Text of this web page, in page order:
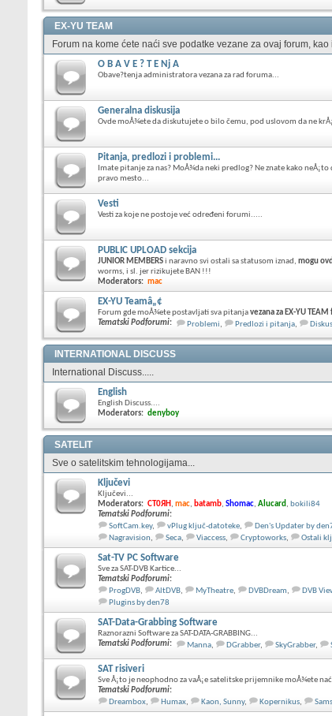
EX-YU TEAM
Forum na kome ćete naći sve podatke vezane za ovaj forum,
O B A V E ? T E Nj A
Obave?tenja administratora vezana za rad foruma...
Generalna diskusija
Ovde moÅ¾ete da diskutujete o bilo čemu, pod uslovom da ne
Pitanja, predlozi i problemi...
Imate pitanje za nas? MoÅ¾da neki predlog? Ne znate kako
pravo mesto...
Vesti
Vesti za koje ne postoje već određeni forumi.....
PUBLIC UPLOAD sekcija
JUNIOR MEMBERSi naravno svi ostali sa statusom iznad, mogu
worms, i sl. jer rizikujete BAN !!!
Moderators: mac
EX-YU Teamâ„¢
Forum gde moÅ¾ete postavljati sva pitanjavezana za EX-YU
Tematski Podforumi: Problemi, Predlozi i pitanja,
INTERNATIONAL DISCUSS
International Discuss.....
English
English Discuss....
Moderators: denyboy
SATELIT
Sve o satelitskim tehnologijama...
Ključevi
Ključevi...
Moderators: CT0ЯH , mac, batamb, Shomac, Alucard , bokili84
Tematski Podforumi:
SoftCam.key, vPlug ključ-datoteke, Den's Updater by
Nagravision, Seca, Viaccess, Cryptoworks, Ostali
Sat-TV PC Software
Sve za SAT-DVB Kartice...
Tematski Podforumi:
ProgDVB, AltDVB, MyTheatre, DVBDream, DVB
Plugins by den78
SAT-Data-Grabbing Software
Raznorazni Software za SAT-DATA-GRABBING...
Tematski Podforumi: Manna, DGrabber, SkyGrabber,
SAT risiveri
Sve Å¡to je neophodno za vaÅ¡e satelitske prijemnike moÅ¾ete
Tematski Podforumi:
Dreambox, Humax, Kaon, Sunny, Kopernikus,